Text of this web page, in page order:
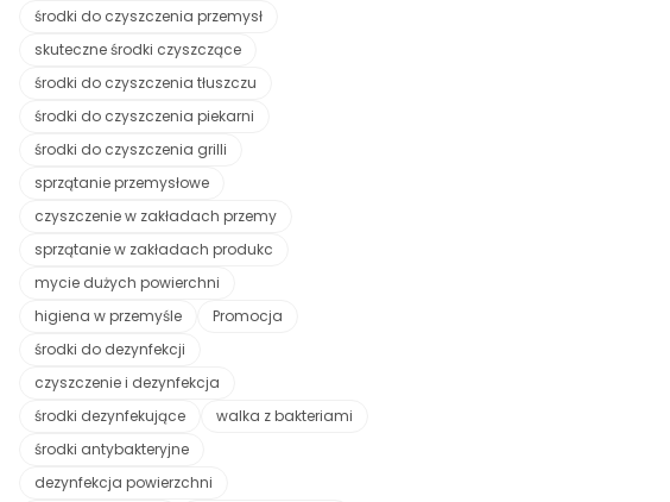
środki do czyszczenia przemysł
skuteczne środki czyszczące
środki do czyszczenia tłuszczu
środki do czyszczenia piekarni
środki do czyszczenia grilli
sprzątanie przemysłowe
czyszczenie w zakładach przemy
sprzątanie w zakładach produkc
mycie dużych powierchni
higiena w przemyśle
Promocja
środki do dezynfekcji
czyszczenie i dezynfekcja
środki dezynfekujące
walka z bakteriami
środki antybakteryjne
dezynfekcja powierzchni